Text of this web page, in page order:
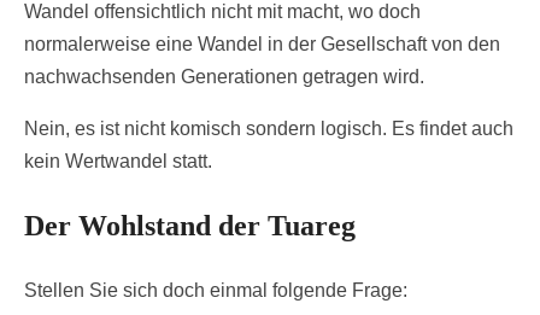
Wandel offensichtlich nicht mit macht, wo doch
normalerweise eine Wandel in der Gesellschaft von den
nachwachsenden Generationen getragen wird.
Nein, es ist nicht komisch sondern logisch. Es findet auch
kein Wertwandel statt.
Der Wohlstand der Tuareg
Stellen Sie sich doch einmal folgende Frage: